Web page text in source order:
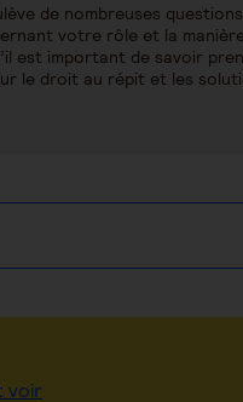
de nombreuses
votre rôle et la
est important de savoir
le droit au répit et les
voir